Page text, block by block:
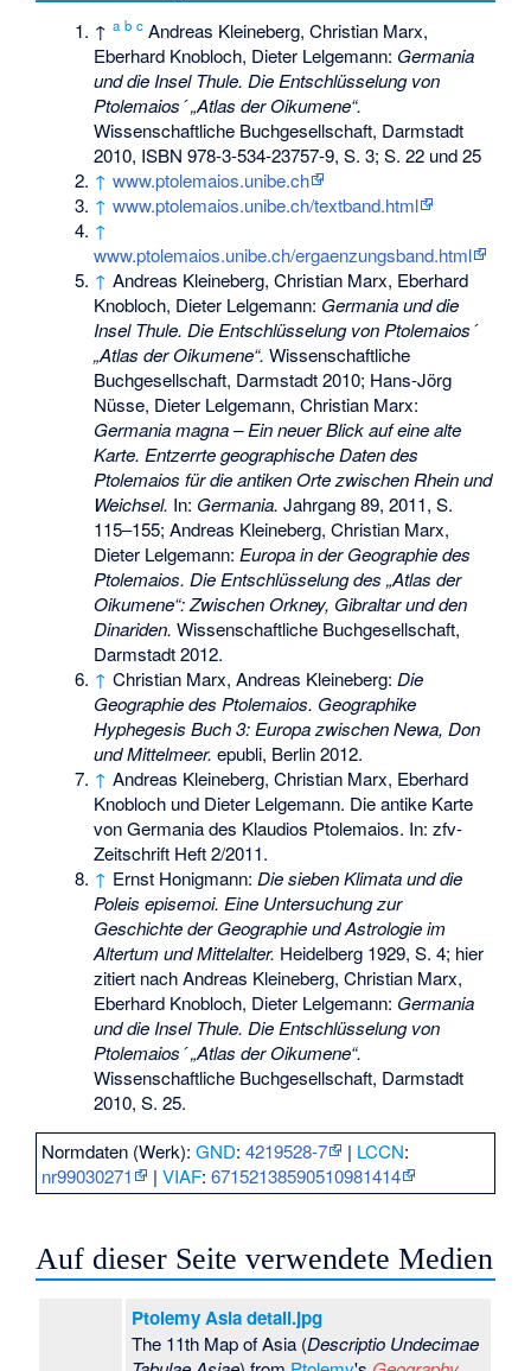
↑a b c Andreas Kleineberg, Christian Marx,
Eberhard Knobloch, Dieter Lelgemann: Germania
und die Insel Thule. Die Entschlüsselung von
Ptolemaios´ „Atlas der Oikumene“.
Wissenschaftliche Buchgesellschaft, Darmstadt
2010, ISBN 978-3-534-23757-9, S. 3; S. 22 und 25
↑ www.ptolemaios.unibe.ch
↑ www.ptolemaios.unibe.ch/textband.html
↑
www.ptolemaios.unibe.ch/ergaenzungsband.html
↑ Andreas Kleineberg, Christian Marx, Eberhard
Knobloch, Dieter Lelgemann: Germania und die
Insel Thule. Die Entschlüsselung von Ptolemaios´
„Atlas der Oikumene“. Wissenschaftliche
Buchgesellschaft, Darmstadt 2010; Hans-Jörg
Nüsse, Dieter Lelgemann, Christian Marx:
Germania magna – Ein neuer Blick auf eine alte
Karte. Entzerrte geographische Daten des
Ptolemaios für die antiken Orte zwischen Rhein und
Weichsel. In: Germania. Jahrgang 89, 2011, S.
115‒155; Andreas Kleineberg, Christian Marx,
Dieter Lelgemann: Europa in der Geographie des
Ptolemaios. Die Entschlüsselung des „Atlas der
Oikumene“: Zwischen Orkney, Gibraltar und den
Dinariden. Wissenschaftliche Buchgesellschaft,
Darmstadt 2012.
↑ Christian Marx, Andreas Kleineberg:Die
Geographie des Ptolemaios. Geographike
Hyphegesis Buch 3: Europa zwischen Newa, Don
und Mittelmeer. epubli, Berlin 2012.
↑ Andreas Kleineberg, Christian Marx, Eberhard
Knobloch und Dieter Lelgemann. Die antike Karte
von Germania des Klaudios Ptolemaios. In: zfv-
Zeitschrift Heft 2/2011.
↑ Ernst Honigmann:Die sieben Klimata und die
Poleis episemoi. Eine Untersuchung zur
Geschichte der Geographie und Astrologie im
Altertum und Mittelalter. Heidelberg 1929, S. 4; hier
zitiert nach Andreas Kleineberg, Christian Marx,
Eberhard Knobloch, Dieter Lelgemann: Germania
und die Insel Thule. Die Entschlüsselung von
Ptolemaios´ „Atlas der Oikumene“.
Wissenschaftliche Buchgesellschaft, Darmstadt
2010, S. 25.
Normdaten (Werk):GND:4219528-7 | LCCN:
nr99030271
|VIAF:67152138590510981414
Auf dieser Seite verwendete Medien
Ptolemy Asia detail.jpg
The 11th Map of Asia (Descriptio Undecimae